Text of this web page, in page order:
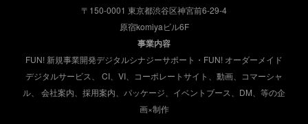
〒150-0001 東京都渋谷区神宮前6-29-4
原宿komiyaビル6F
事業内容
FUN! 新規事業開発デジタルシナジーサポート・FUN! オーダーメイド
デジタルサービス、
CI、VI、コーポレートサイト、動画、コマーシャ
ル、
会社案内、採用案内、パッケージ、イベントブース、DM、等の企
画×制作